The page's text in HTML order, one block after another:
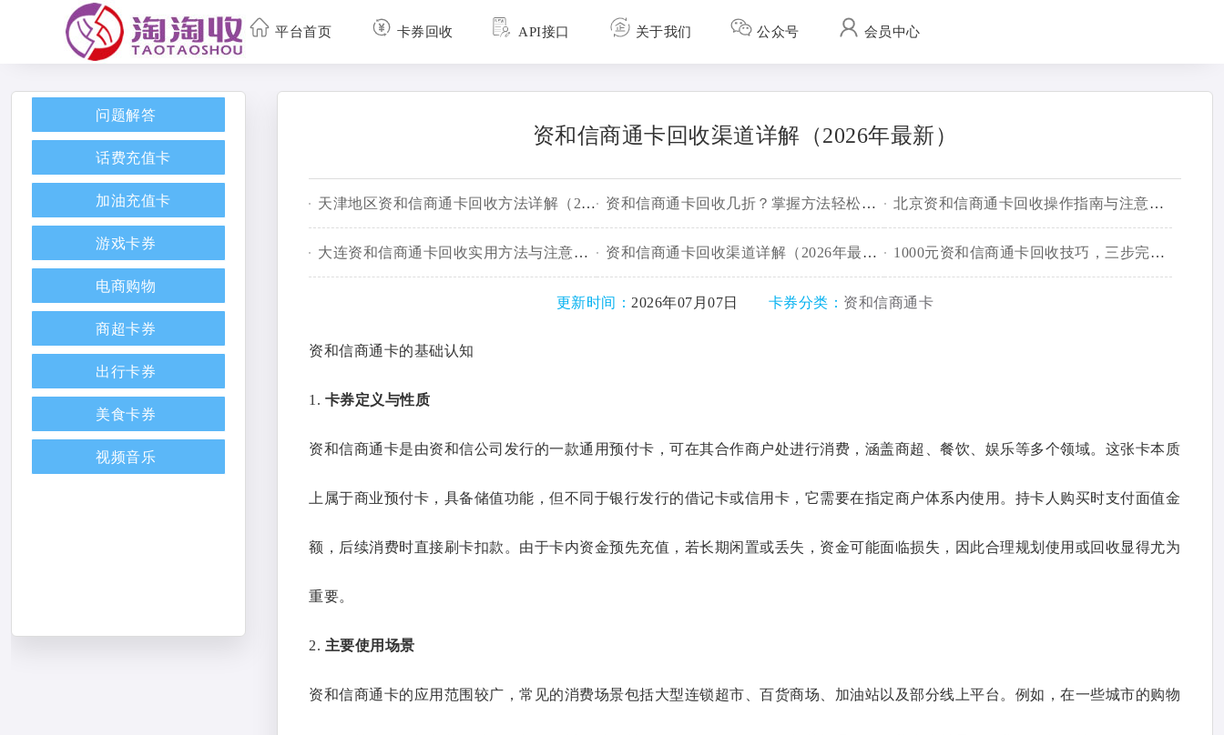
平台首页 卡券回收 API接口 关于我们 公众号 会员中心
问题解答
话费充值卡
加油充值卡
游戏卡券
电商购物
商超卡券
出行卡券
美食卡券
视频音乐
资和信商通卡回收渠道详解（2026年最新）
天津地区资和信商通卡回收方法详解（2026年新版回收方法） 资和信商通卡回收几折？掌握方法轻松变现 北京资和信商通卡回收操作指南与注意事项
大连资和信商通卡回收实用方法与注意事项 资和信商通卡回收渠道详解（2026年最新） 1000元资和信商通卡回收技巧，三步完整流程
更新时间： 2026年07月07日 卡券分类： 资和信商通卡
资和信商通卡的基础认知
1. 卡券定义与性质
资和信商通卡是由资和信公司发行的一款通用预付卡，可在其合作商户处进行消费，涵盖商超、餐饮、娱乐等多个领域。这张卡本质
上属于商业预付卡，具备储值功能，但不同于银行发行的借记卡或信用卡，它需要在指定商户体系内使用。持卡人购买时支付面值金
额，后续消费时直接刷卡扣款。由于卡内资金预先充值，若长期闲置或丢失，资金可能面临损失，因此合理规划使用或回收显得尤为
重要。
2. 主要使用场景
资和信商通卡的应用范围较广，常见的消费场景包括大型连锁超市、百货商场、加油站以及部分线上平台。例如，在一些城市的购物